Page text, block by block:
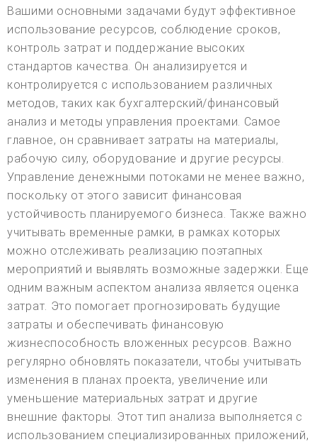
Вашими основными задачами будут эффективное
использование ресурсов, соблюдение сроков,
контроль затрат и поддержание высоких
стандартов качества. Он анализируется и
контролируется с использованием различных
методов, таких как бухгалтерский/финансовый
анализ и методы управления проектами. Самое
главное, он сравнивает затраты на материалы,
рабочую силу, оборудование и другие ресурсы.
Управление денежными потоками не менее важно,
поскольку от этого зависит финансовая
устойчивость планируемого бизнеса. Также важно
учитывать временные рамки, в рамках которых
можно отслеживать реализацию поэтапных
мероприятий и выявлять возможные задержки. Еще
одним важным аспектом анализа является оценка
затрат. Это помогает прогнозировать будущие
затраты и обеспечивать финансовую
жизнеспособность вложенных ресурсов. Важно
регулярно обновлять показатели, чтобы учитывать
изменения в планах проекта, увеличение или
уменьшение материальных затрат и другие
внешние факторы. Этот тип анализа выполняется с
использованием специализированных приложений,